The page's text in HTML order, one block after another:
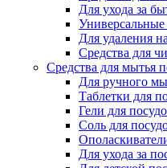
Для ухода за
Универсальные
Для удаления
Средства для
Средства для мытья
Для ручного
Таблетки для
Гели для
Соль для
Для ухода за